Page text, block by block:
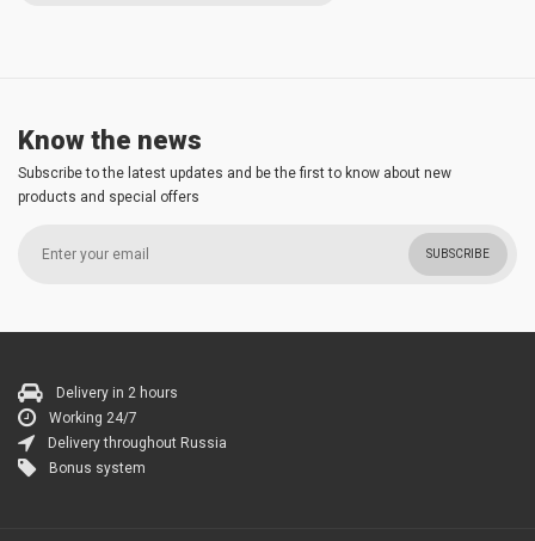
Know the news
Subscribe to the latest updates and be the first to know about new
products and special offers
SUBSCRIBE
Delivery in 2 hours
Working 24/7
Delivery throughout Russia
Bonus system